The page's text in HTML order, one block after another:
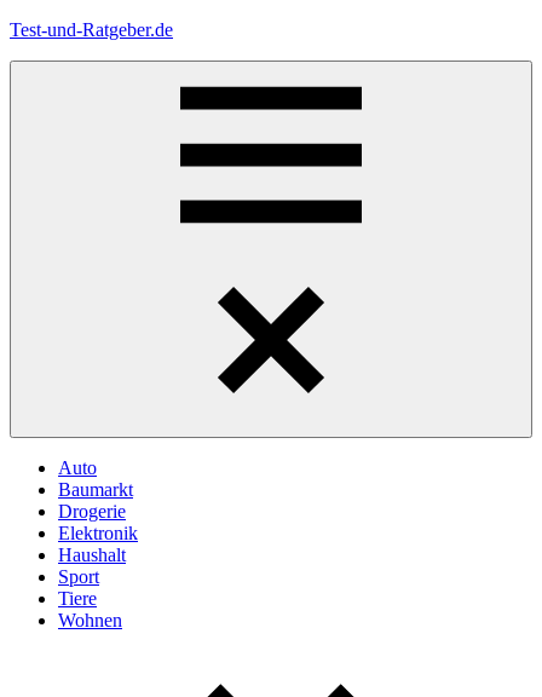
Zum
Test-und-Ratgeber.de
Auto
Baumarkt
Drogerie
Elektronik
Haushalt
Sport
Tiere
Wohnen